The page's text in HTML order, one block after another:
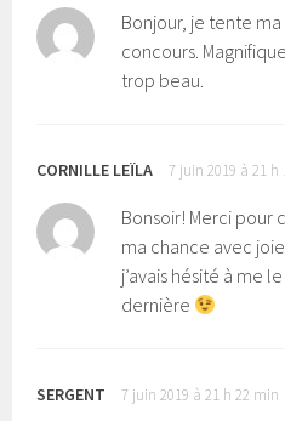
Bonjour, je tente
concours.
trop beau.
CORNILLE LEÏLA 7 juin 2019 à 21 h
Bonsoir! Merci pour
ma chance avec
j’avais hésité à me
dernière
SERGENT 7 juin 2019 à 21 h 22 min